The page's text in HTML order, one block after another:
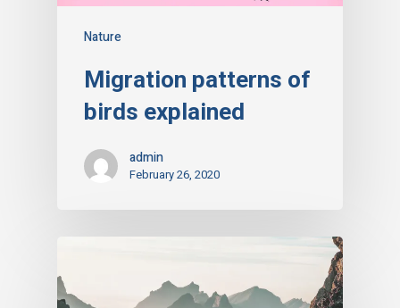
Nature
Migration patterns of
birds explained
admin
February 26, 2020